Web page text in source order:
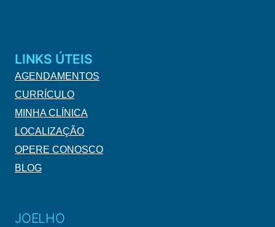
LINKS ÚTEIS
AGENDAMENTOS
CURRÍCULO
MINHA CLÍNICA
LOCALIZAÇÃO
OPERE CONOSCO
BLOG
JOELHO